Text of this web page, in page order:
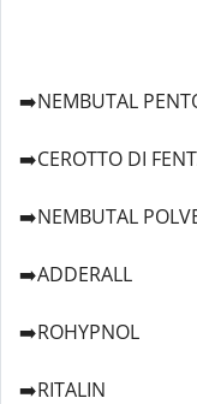
➡️NEMBUTAL
➡️CEROTTO DI
➡️NEMBUTAL
➡️ADDERALL
➡️ROHYPNOL
➡️RITALIN